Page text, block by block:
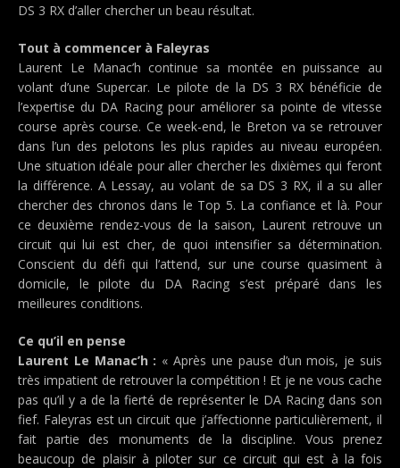
DS 3 RX d’aller chercher un beau résultat.
Tout à commencer à Faleyras
Laurent Le Manac’h continue sa montée en puissance au
volant d’une Supercar. Le pilote de la DS 3 RX bénéficie de
l’expertise du DA Racing pour améliorer sa pointe de vitesse
course après course. Ce week-end, le Breton va se retrouver
dans l’un des pelotons les plus rapides au niveau européen.
Une situation idéale pour aller chercher les dixièmes qui feront
la différence. A Lessay, au volant de sa DS 3 RX, il a su aller
chercher des chronos dans le Top 5. La confiance et là. Pour
ce deuxième rendez-vous de la saison, Laurent retrouve un
circuit qui lui est cher, de quoi intensifier sa détermination.
Conscient du défi qui l’attend, sur une course quasiment à
domicile, le pilote du DA Racing s’est préparé dans les
meilleures conditions.
Ce qu’il en pense
Laurent Le Manac’h : « Après une pause d’un mois, je suis
très impatient de retrouver la compétition ! Et je ne vous cache
pas qu’il y a de la fierté de représenter le DA Racing dans son
fief. Faleyras est un circuit que j’affectionne particulièrement, il
fait partie des monuments de la discipline. Vous prenez
beaucoup de plaisir à piloter sur ce circuit qui est à la fois